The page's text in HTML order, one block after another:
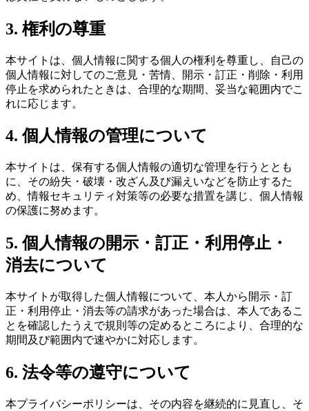
3. 権利の尊重
本サイトは、個人情報に関する個人の権利を尊重し、自己の
個人情報に対してのご意見・苦情、開示・訂正・削除・利用
停止を求められたときは、合理的な期間、妥当な範囲内でこ
れに応じます。
4. 個人情報の管理について
本サイトは、保有する個人情報の適切な管理を行うととも
に、その紛失・破壊・改ざん及び漏えいなどを防止するた
め、情報セキュリティ対策等の必要な措置を講じ、個人情報
の保護に努めます。
5. 個人情報の開示・訂正・利用停止・
消去について
本サイトが取得した個人情報について、本人から開示・訂
正・利用停止・消去等の請求があった場合は、本人であるこ
とを確認したうえで規則等の定めるところにより、合理的な
期間及び範囲内で速やかに対応します。
6. 法令等の遵守について
本プライバシーポリシーは、その内容を継続的に見直し、そ